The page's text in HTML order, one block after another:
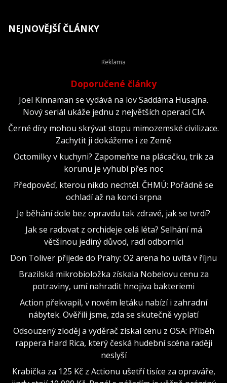
NEJNOVĚJŠÍ ČLÁNKY
Doporučené články
Joel Kinnaman se vydává na lov Saddáma Husajna.
Nový seriál ukáže jednu z největších operací CIA
Černé díry mohou skrývat stopu mimozemské civilizace.
Zachytit ji dokážeme i ze Země
Octomilky v kuchyni? Zapomeňte na plácačku, trik za
korunu je vyhubí přes noc
Předpověď, kterou nikdo nechtěl. ČHMÚ: Pořádně se
ochladí až na konci srpna
Je běhání dole bez opravdu tak zdravé, jak se tvrdí?
Jak se radovat z orchideje celá léta? Selhání má
většinou jediný důvod, radí odborníci
Don Toliver přijede do Prahy: O2 arena ho uvítá v říjnu
Brazilská mikrobioložka získala Nobelovu cenu za
potraviny, umí nahradit hnojiva bakteriemi
Action překvapil, v novém letáku nabízí i zahradní
nábytek. Ověřili jsme, zda se skutečně vyplatí
Odsouzený zloděj a vyděrač získal cenu z OSA: Příběh
rappera Hard Rica, který česká hudební scéna raději
neslyší
Krabička za 125 Kč z Actionu ušetří tisíce za opraváře,